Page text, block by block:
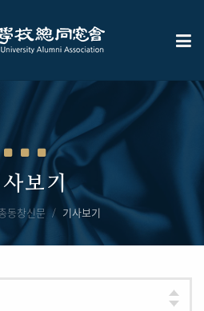
사보기
동창신문 기사보기